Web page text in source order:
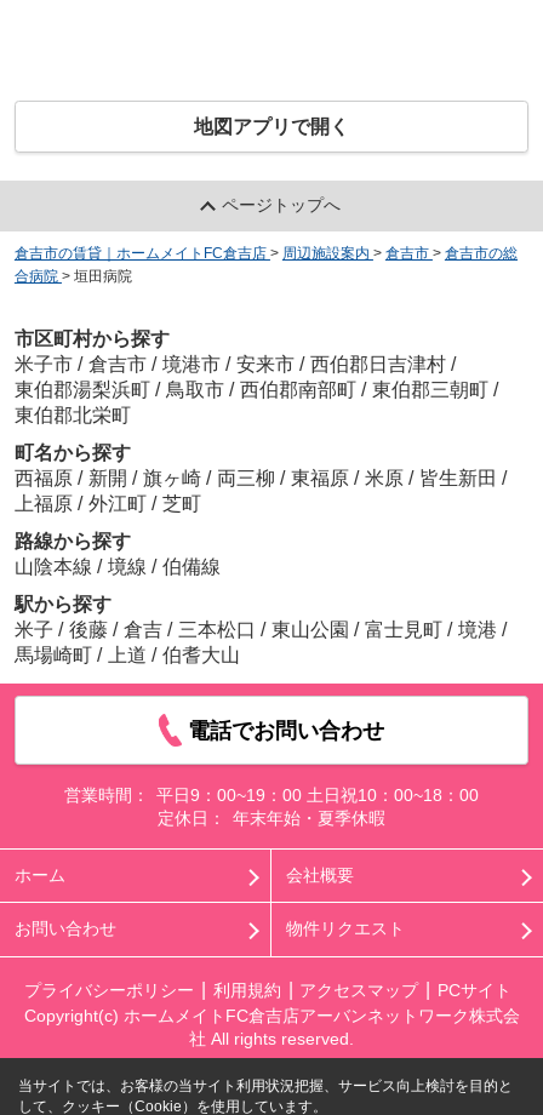
地図アプリで開く
ページトップへ
倉吉市の賃貸｜ホームメイトFC倉吉店 > 周辺施設案内 > 倉吉市 > 倉吉市の総
合病院 > 垣田病院
市区町村から探す
米子市 / 倉吉市 / 境港市 / 安来市 / 西伯郡日吉津村 /
東伯郡湯梨浜町 / 鳥取市 / 西伯郡南部町 / 東伯郡三朝町 /
東伯郡北栄町
町名から探す
西福原 / 新開 / 旗ヶ崎 / 両三柳 / 東福原 / 米原 / 皆生新田 /
上福原 / 外江町 / 芝町
路線から探す
山陰本線 / 境線 / 伯備線
駅から探す
米子 / 後藤 / 倉吉 / 三本松口 / 東山公園 / 富士見町 / 境港 /
馬場崎町 / 上道 / 伯耆大山
電話でお問い合わせ
営業時間：
平日9：00~19：00 土日祝10：00~18：00
定休日：
年末年始・夏季休暇
ホーム 会社概要
お問い合わせ 物件リクエスト
プライバシーポリシー 利用規約 アクセスマップ
PCサイト
Copyright(c) ホームメイトFC倉吉店アーバンネットワーク株式会
社 All rights reserved.
当サイトでは、お客様の当サイト利用状況把握、サービス向上検討を目的と
して、クッキー（Cookie）を使用しています。